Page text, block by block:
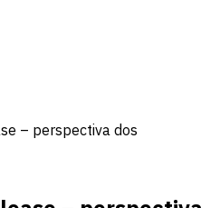
– perspectiva dos